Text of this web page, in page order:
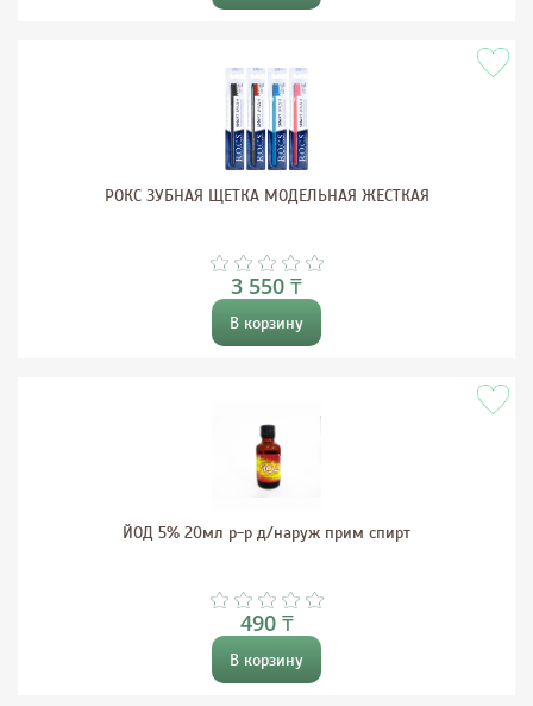
РОКС ЗУБНАЯ ЩЕТКА МОДЕЛЬНАЯ ЖЕСТКАЯ
3 550 ₸
В корзину
ЙОД 5% 20мл р-р д/наруж прим спирт
490 ₸
В корзину